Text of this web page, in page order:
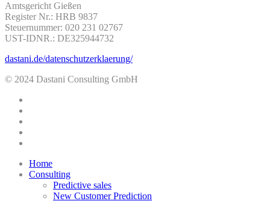
Amtsgericht Gießen
Register Nr.: HRB 9837
Steuernummer: 020 231 02767
UST-IDNR.: DE325944732
dastani.de/datenschutzerklaerung/
© 2024 Dastani Consulting GmbH
Close
Menu
Home
Consulting
Predictive sales
New Customer Prediction